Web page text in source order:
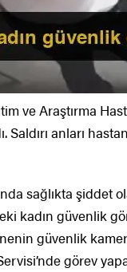
ve Araştırma
Saldırı anları
sağlıkta şiddet
kadın güvenlik
güvenlik
görev